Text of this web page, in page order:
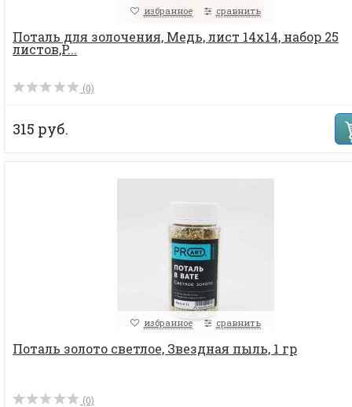
избранное сравнить
Поталь для золочения, Медь, лист 14х14, набор 25
листов,P...
(0)
315 руб.
избранное сравнить
Поталь золото светлое, Звездная пыль, 1 гр
(0)